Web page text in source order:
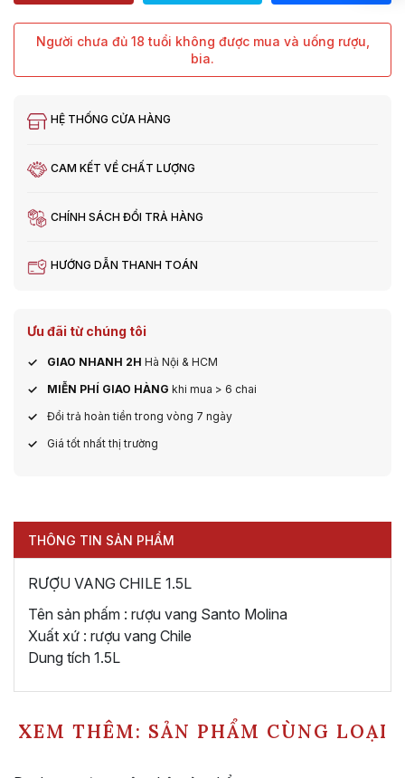
Người chưa đủ 18 tuổi không được mua và uống rượu,
bia.
HỆ THỐNG CỬA HÀNG
CAM KẾT VỀ CHẤT LƯỢNG
CHÍNH SÁCH ĐỔI TRẢ HÀNG
HƯỚNG DẪN THANH TOÁN
Ưu đãi từ chúng tôi
GIAO NHANH 2H Hà Nội & HCM
MIỄN PHÍ GIAO HÀNG khi mua > 6 chai
Đổi trả hoàn tiền trong vòng 7 ngày
Giá tốt nhất thị trường
THÔNG TIN SẢN PHẨM
RƯỢU VANG CHILE 1.5L
Tên sản phấm : rượu vang Santo Molina
Xuất xứ : rượu vang Chile
Dung tích 1.5L
XEM THÊM: SẢN PHẨM CÙNG LOẠI